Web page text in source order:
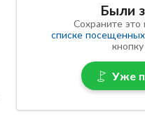
Были
Сохраните это
списке
Уже